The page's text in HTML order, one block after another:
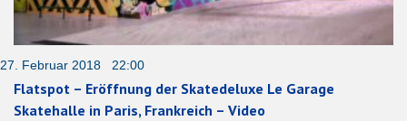
27. Februar 2018 22:00
Flatspot – Eröffnung der Skatedeluxe Le Garage
Skatehalle in Paris, Frankreich – Video